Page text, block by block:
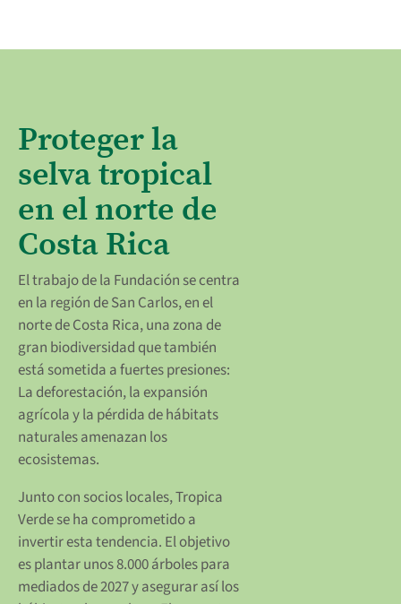
Proteger la
selva tropical
en el norte de
Costa Rica
El trabajo de la Fundación se centra
en la región de San Carlos, en el
norte de Costa Rica, una zona de
gran biodiversidad que también
está sometida a fuertes presiones:
La deforestación, la expansión
agrícola y la pérdida de hábitats
naturales amenazan los
ecosistemas.
Junto con socios locales, Tropica
Verde se ha comprometido a
invertir esta tendencia. El objetivo
es plantar unos 8.000 árboles para
mediados de 2027 y asegurar así los